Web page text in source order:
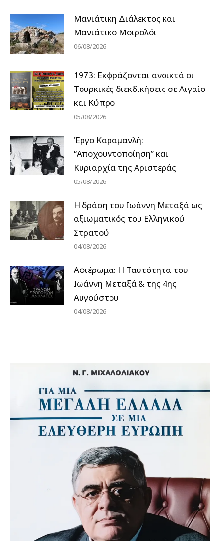
Μανιάτικη Διάλεκτος και
Μανιάτικο Μοιρολόι
06/08/2026
1973: Εκφράζονται ανοικτά οι
Tουρκικές διεκδικήσεις σε Αιγαίο
και Κύπρο
05/08/2026
Έργο Καραμανλή:
“Αποχουντοποίηση” και
Κυριαρχία της Αριστεράς
05/08/2026
H δράση του Ιωάννη Μεταξά ως
αξιωματικός του Ελληνικού
Στρατού
04/08/2026
Αφιέρωμα: Η Ταυτότητα του
Ιωάννη Μεταξά & της 4ης
Αυγούστου
04/08/2026